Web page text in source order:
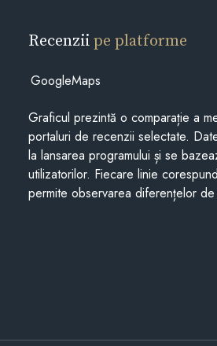
Recenziipe platforme
GoogleMaps
Graficul prezintă o comparație a
portaluri de recenzii selectate.
la lansarea programului și se
utilizatorilor. Fiecare linie
permite observarea diferențelor